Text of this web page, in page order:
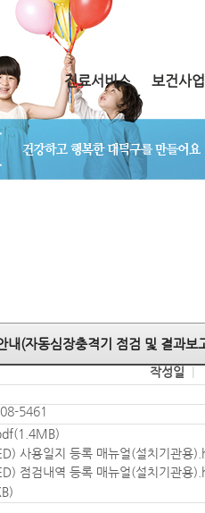
진료서비스 보건사업
내(자동심장충격기 점검 및 결과보
작성일
5461
사용일지 등록 매뉴얼(설치기관용
점검내역 등록 매뉴얼(설치기관용